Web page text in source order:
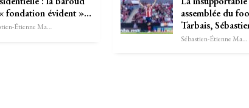
fondation évident »…
Sébastien-Étienne Marechal
assemblée du
Tarbais,
Sébastien-Étienne Marechal